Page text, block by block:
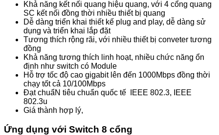
Khả năng kết nối quang hiệu quang, với 4 cổng quang
SC kết nối đồng thời nhiều thiết bị quang
Dễ dàng triển khai thiết kế plug and play, dễ dàng sử
dụng và triển khai lắp đặt
Tương thích rộng rãi, với nhiều thiết bị conveter tương
đồng
Khả năng tương thích linh hoạt, nhiều chức năng ổn
định như switch có Module
Hỗ trợ tốc độ cao gigabit lên đến 1000Mbps đồng thời
chạy tốt cả 10/100Mbps
Đạt chuẩN tiêu chuẩn quốc tế IEEE 802.3, IEEE
802.3u
Giá thành hợp lý,
Ứng dụng với Switch 8 cổng